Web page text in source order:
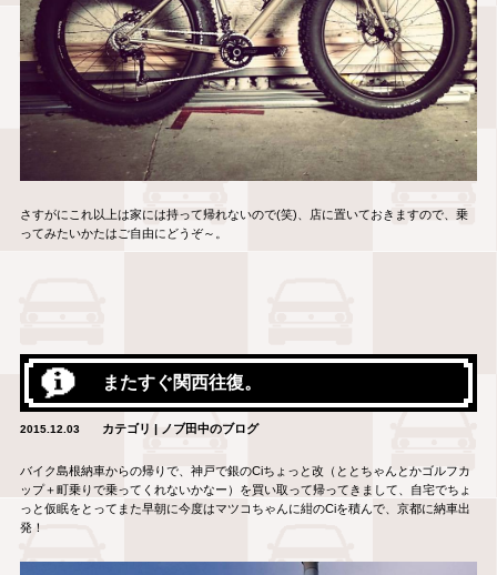
さすがにこれ以上は家には持って帰れないので(笑)、店に置いておきますので、乗
ってみたいかたはご自由にどうぞ～。
またすぐ関西往復。
2015.12.03 カテゴリ | ノブ田中のブログ
バイク島根納車からの帰りで、神戸で銀のCiちょっと改（ととちゃんとかゴルフカ
ップ＋町乗りで乗ってくれないかなー）を買い取って帰ってきまして、自宅でちょ
っと仮眠をとってまた早朝に今度はマツコちゃんに紺のCiを積んで、京都に納車出
発！